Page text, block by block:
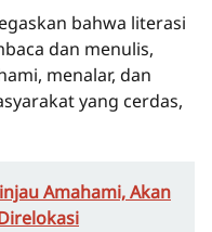
bahwa literasi
dan menulis,
menalar, dan
yang cerdas,
Amahami, Akan